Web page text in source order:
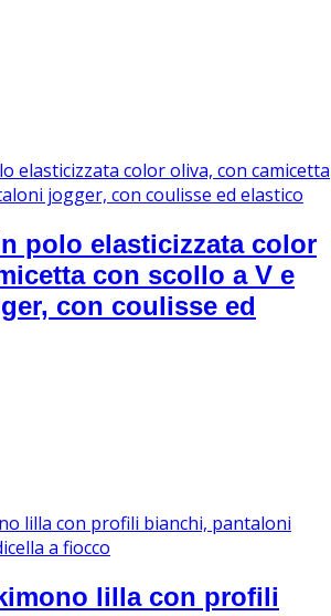
polo elasticizzata color
con scollo a V e
con coulisse ed
lilla con profili